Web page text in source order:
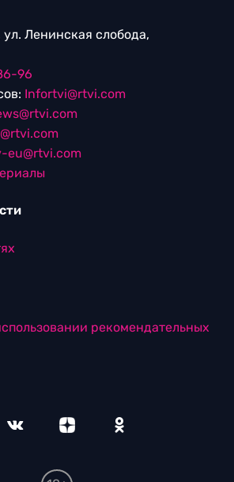
ул. Ленинская слобода,
96
Infortvi@rtvi.com
eu@rtvi.com
рекомендательных